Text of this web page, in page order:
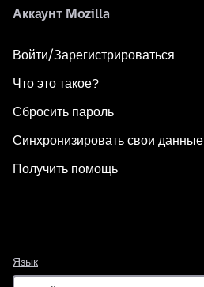
Аккаунт Mozilla
Войти/Зарегистрироваться
Что это такое?
Сбросить пароль
Синхронизировать свои данные
Получить помощь
Язык